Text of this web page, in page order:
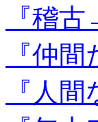
『稽
『仲
『人